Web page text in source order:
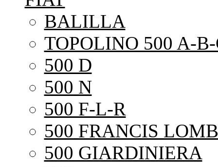
BALILLA
TOPOLINO 500 A-
500 D
500 N
500 F-L-R
500 FRANCIS
500 GIARDINIERA